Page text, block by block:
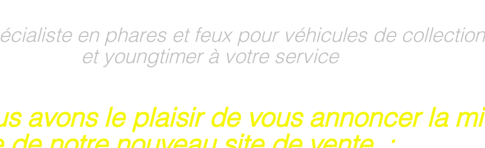
en phares et feux pour véhicules de collection
et youngtimer à votre service
avons le plaisir de vous annoncer la